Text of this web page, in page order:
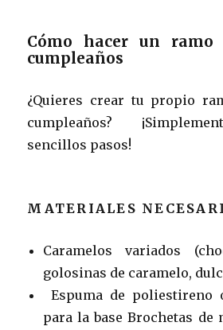
Cómo hacer un ramo
cumpleaños
¿Quieres crear tu propio
cumpleaños?
sencillos pasos!
MATERIALES
Caramelos variados
golosinas de caramelo,
Espuma de poliestireno
para la base Brochetas de